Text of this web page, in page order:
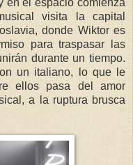
visita la capital
donde Wiktor es
para traspasar las
durante un tiempo.
un italiano, lo que le
ellos pasa del amor
a la ruptura brusca